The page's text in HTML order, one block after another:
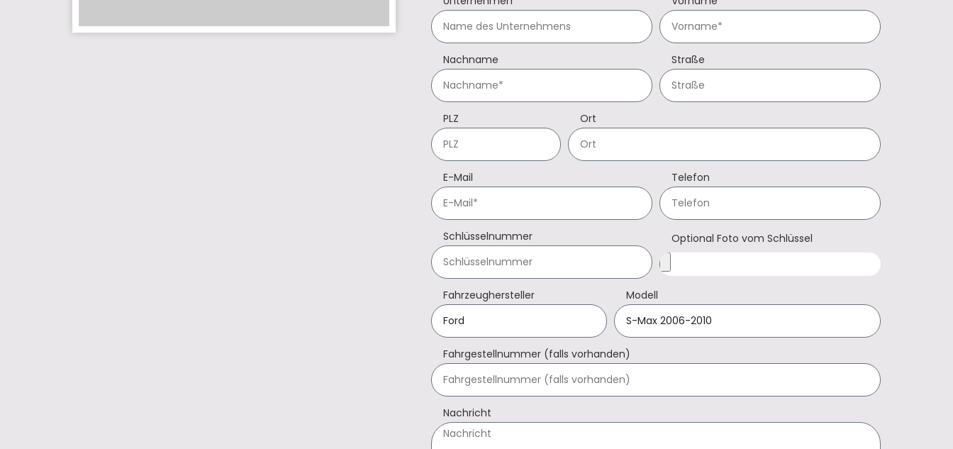
Nachname Straße
PLZ Ort
E-Mail Telefon
Schlüsselnummer Optional Foto vom Schlüssel
Fahrzeughersteller Modell
Fahrgestellnummer (falls vorhanden)
Nachricht